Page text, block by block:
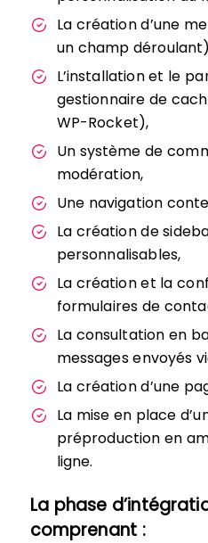
La création d’une
un champ
L’installation et le
gestionnaire de
WP-Rocket),
Un système de
modération,
Une navigation
La création de
personnalisables,
La création et la
formulaires de
La consultation en
messages envoyés
La création d’une
La mise en place
préproduction en
ligne.
La phase
comprenant :